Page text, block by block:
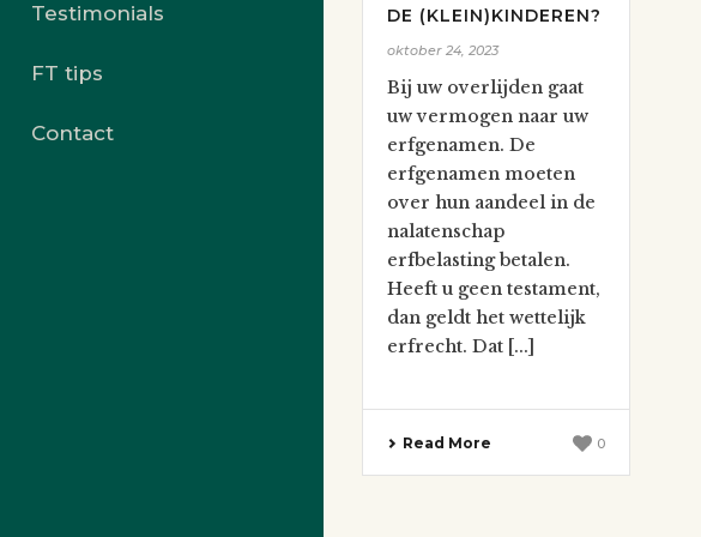
Testimonials
FT tips
Contact
DE (KLEIN)KINDEREN?
oktober 24, 2023
Bij uw overlijden gaat
uw vermogen naar uw
erfgenamen. De
erfgenamen moeten
over hun aandeel in de
nalatenschap
erfbelasting betalen.
Heeft u geen testament,
dan geldt het wettelijk
erfrecht. Dat [...]
Read More 0